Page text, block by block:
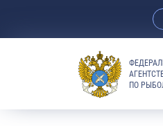
ПО